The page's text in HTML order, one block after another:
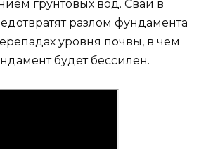
грунтовых вод. Сваи в
разлом фундамента
уровня почвы, в чем
будет бессилен.